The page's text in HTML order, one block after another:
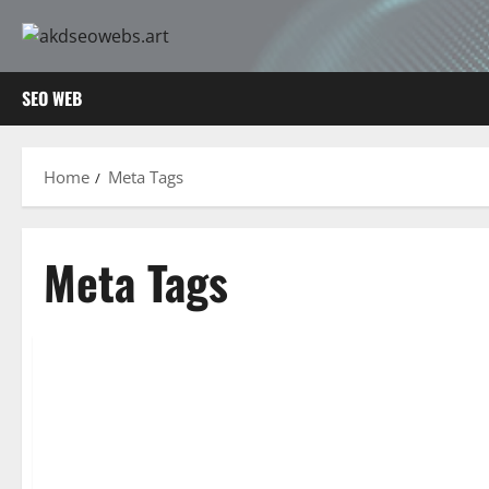
content
SEO WEB
Home Meta Tags
Meta Tags